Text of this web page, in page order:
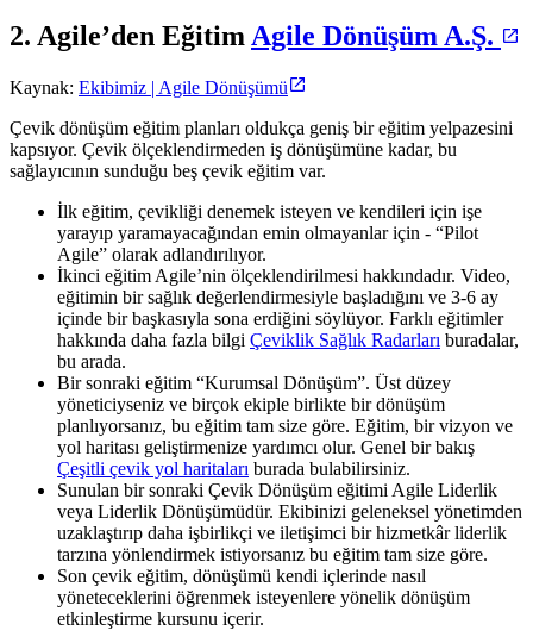
2. Agile’den Eğitim Agile Dönüşüm A.Ş.
Kaynak: Ekibimiz | Agile Dönüşümü
Çevik dönüşüm eğitim planları oldukça geniş bir eğitim yelpazesini
kapsıyor. Çevik ölçeklendirmeden iş dönüşümüne kadar, bu
sağlayıcının sunduğu beş çevik eğitim var.
İlk eğitim, çevikliği denemek isteyen ve kendileri için işe
yarayıp yaramayacağından emin olmayanlar için - “Pilot
Agile” olarak adlandırılıyor.
İkinci eğitim Agile’nin ölçeklendirilmesi hakkındadır. Video,
eğitimin bir sağlık değerlendirmesiyle başladığını ve 3-6 ay
içinde bir başkasıyla sona erdiğini söylüyor. Farklı eğitimler
hakkında daha fazla bilgi Çeviklik Sağlık Radarları buradalar,
bu arada.
Bir sonraki eğitim “Kurumsal Dönüşüm”. Üst düzey
yöneticiyseniz ve birçok ekiple birlikte bir dönüşüm
planlıyorsanız, bu eğitim tam size göre. Eğitim, bir vizyon ve
yol haritası geliştirmenize yardımcı olur. Genel bir bakış
Çeşitli çevik yol haritaları burada bulabilirsiniz.
Sunulan bir sonraki Çevik Dönüşüm eğitimi Agile Liderlik
veya Liderlik Dönüşümüdür. Ekibinizi geleneksel yönetimden
uzaklaştırıp daha işbirlikçi ve iletişimci bir hizmetkâr liderlik
tarzına yönlendirmek istiyorsanız bu eğitim tam size göre.
Son çevik eğitim, dönüşümü kendi içlerinde nasıl
yöneteceklerini öğrenmek isteyenlere yönelik dönüşüm
etkinleştirme kursunu içerir.